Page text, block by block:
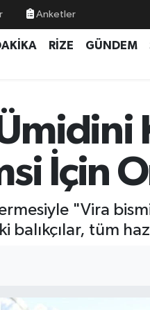
Anketler
RİZE GÜNDEM
İçin
ermesiyle "Vira
balıkçılar, tüm